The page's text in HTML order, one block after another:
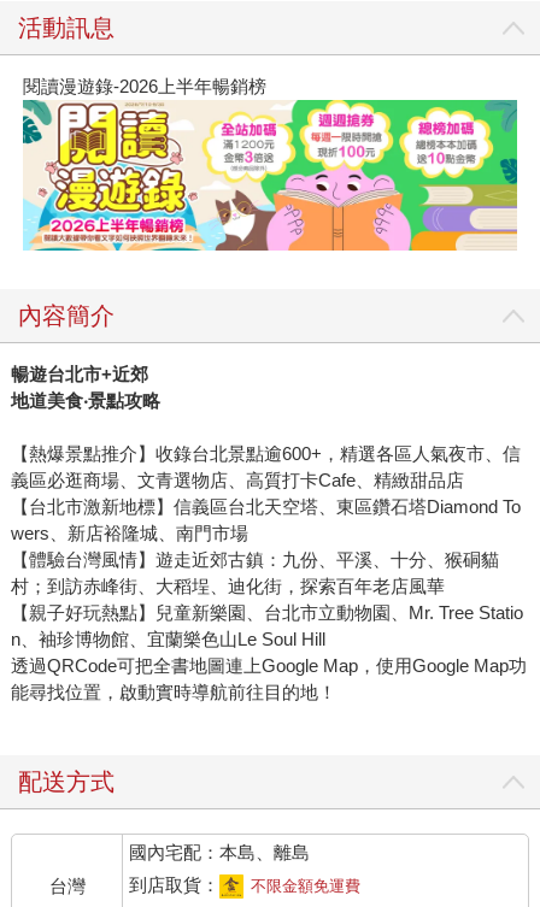
活動訊息
閱讀漫遊錄-2026上半年暢銷榜
內容簡介
暢遊台北市+近郊
地道美食‧景點攻略
【熱爆景點推介】收錄台北景點逾600+，精選各區人氣夜市、信
義區必逛商場、文青選物店、高質打卡Cafe、精緻甜品店
【台北市激新地標】信義區台北天空塔、東區鑽石塔Diamond To
wers、新店裕隆城、南門市場
【體驗台灣風情】遊走近郊古鎮：九份、平溪、十分、猴硐貓
村；到訪赤峰街、大稻埕、迪化街，探索百年老店風華
【親子好玩熱點】兒童新樂園、台北市立動物園、Mr. Tree Statio
n、袖珍博物館、宜蘭樂色山Le Soul Hill
透過QRCode可把全書地圖連上Google Map，使用Google Map功
能尋找位置，啟動實時導航前往目的地！
配送方式
台灣
國內宅配：本島、離島
到店取貨：
不限金額免運費